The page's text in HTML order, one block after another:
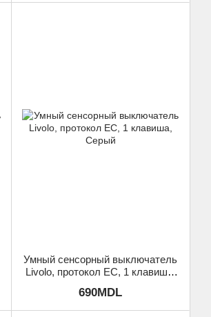
Умный сенсорный выключатель
Livolo, протокол ЕС, 1 клавиша,
690MDL